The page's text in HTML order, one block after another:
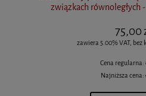
związkach równoległych
75,00
zawiera 5.00% VAT, bez
Cena regularna:
Najniższa cena: